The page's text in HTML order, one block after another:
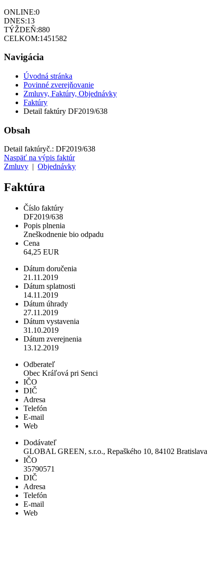
ONLINE:0
DNES:13
TÝŽDEŇ:880
CELKOM:1451582
Navigácia
Úvodná stránka
Povinné zverejňovanie
Zmluvy, Faktúry, Objednávky
Faktúry
Detail faktúry DF2019/638
Obsah
Detail faktúryč.: DF2019/638
Naspäť na výpis faktúr
Zmluvy
Objednávky
Faktúra
Číslo faktúry
DF2019/638
Popis plnenia
Zneškodnenie bio odpadu
Cena
64,25 EUR
Dátum doručenia
21.11.2019
Dátum splatnosti
14.11.2019
Dátum úhrady
27.11.2019
Dátum vystavenia
31.10.2019
Dátum zverejnenia
13.12.2019
Odberateľ
Obec Kráľová pri Senci
IČO
DIČ
Adresa
Telefón
E-mail
Web
Dodávateľ
GLOBAL GREEN, s.r.o., Repaškého 10, 84102 Bratislava
IČO
35790571
DIČ
Adresa
Telefón
E-mail
Web